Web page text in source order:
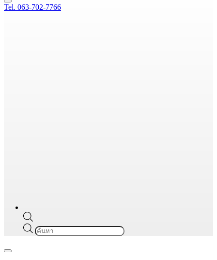
Navigation
Menu
Tel. 063-702-7766
Products
search
Navigation